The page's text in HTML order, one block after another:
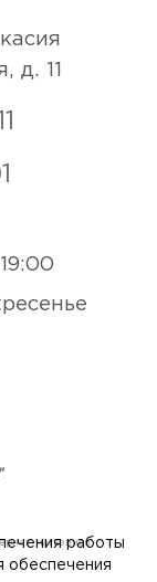
д. 11
магазиновработы
обеспечения